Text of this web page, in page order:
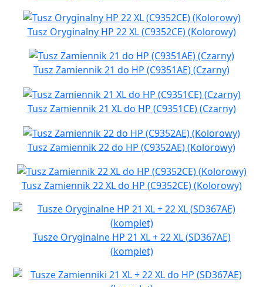
Tusz Oryginalny HP 22 XL (C9352CE) (Kolorowy)
Tusz Zamiennik 21 do HP (C9351AE) (Czarny)
Tusz Zamiennik 21 XL do HP (C9351CE) (Czarny)
Tusz Zamiennik 22 do HP (C9352AE) (Kolorowy)
Tusz Zamiennik 22 XL do HP (C9352CE) (Kolorowy)
Tusze Oryginalne HP 21 XL + 22 XL (SD367AE)
(komplet)